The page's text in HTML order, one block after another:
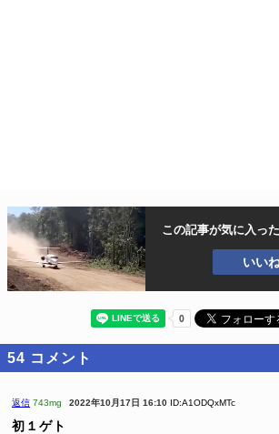
この記事が気に入っ
いい
54 コメント
返信 743mg 2022年10月17日 16:10 ID:A1ODQxMTc
初１ゲト